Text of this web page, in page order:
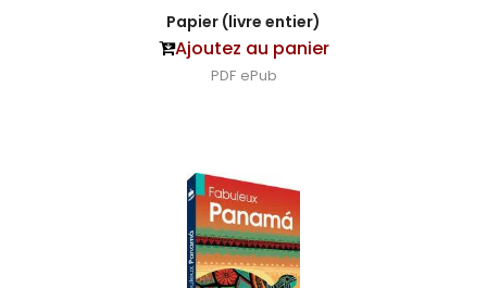
Papier (livre entier)
Ajoutez au panier
PDF ePub